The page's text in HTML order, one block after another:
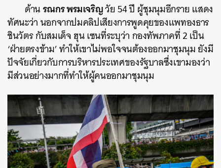
ด้านรณกร พรมเจริญวัย 54 ปี ผู้ชุมนุมอีกราย แสดง
ทัศนะว่า นอกจากปมคลิปเสียงการพูดคุยของแพทองธาร
ชินวัตร กับสมเด็จ ฮุน เซนที่ระบุว่า กองทัพภาคที่ 2 เป็น
‘ฝ่ายตรงข้าม’ ทำให้เขาไม่พอใจจนต้องออกมาชุมนุม ยังมี
ปัจจัยเกี่ยวกับการบริหารประเทศของรัฐบาลซึ่งเขามองว่า
มีส่วนอย่างมากที่ทำให้ผู้คนออกมาชุมนุม